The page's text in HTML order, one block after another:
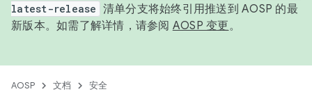
latest-release 清单分支将始终引用推送到 AOSP 的最
新版本。如需了解详情，请参阅 AOSP 变更。
AOSP 文档 安全